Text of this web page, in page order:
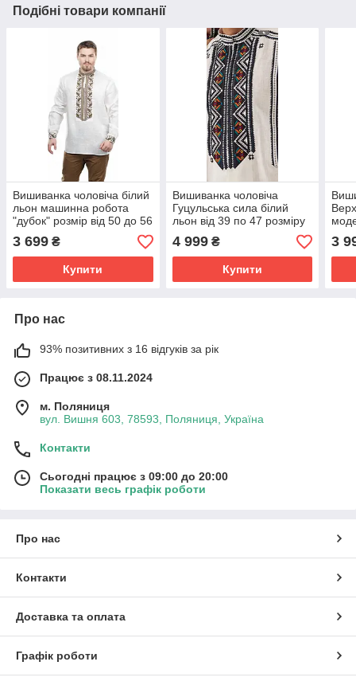
Подібні товари компанії
Вишиванка чоловіча білий
льон машинна робота
"дубок" розмір від 50 до 56
3 699 ₴
Купити
Вишиванка чоловіча
Гуцульська сила білий
льон від 39 по 47 розміру
4 999₴
Купити
3
Про нас
93% позитивних з 16 відгуків за рік
Працює з 08.11.2024
м. Поляниця
вул. Вишня 603, 78593, Поляниця, Україна
Контакти
Сьогодні працює з 09:00 до 20:00
Показати весь графік роботи
Про нас
Контакти
Доставка та оплата
Графік роботи